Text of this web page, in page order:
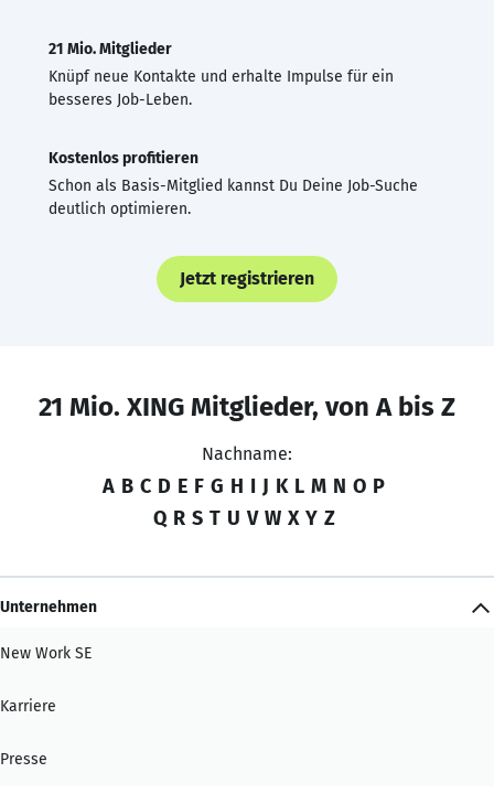
21 Mio. Mitglieder
Knüpf neue Kontakte und erhalte Impulse für ein
besseres Job-Leben.
Kostenlos profitieren
Schon als Basis-Mitglied kannst Du Deine Job-Suche
deutlich optimieren.
Jetzt registrieren
21 Mio. XING Mitglieder, von A bis Z
Nachname:
A B C D E F G H I J K L M N O P
Q R S T U V W X Y Z
Unternehmen
New Work SE
Karriere
Presse